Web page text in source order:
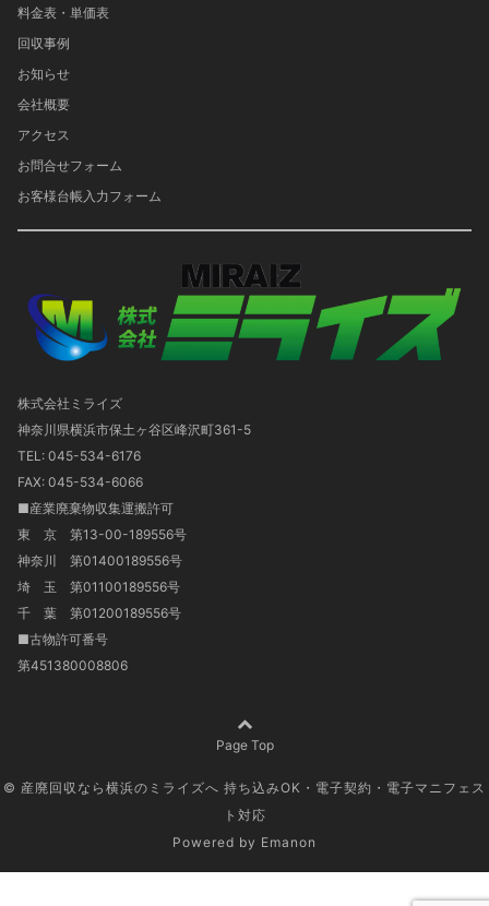
料金表・単価表
回収事例
お知らせ
会社概要
アクセス
お問合せフォーム
お客様台帳入力フォーム
株式会社ミライズ
神奈川県横浜市保土ヶ谷区峰沢町361-5
TEL: 045-534-6176
FAX: 045-534-6066
■産業廃棄物収集運搬許可
東 京 第13-00-189556号
神奈川 第01400189556号
埼 玉 第01100189556号
千 葉 第01200189556号
■古物許可番号
第451380008806
Page Top
© 産廃回収なら横浜のミライズへ 持ち込みOK・電子契約・電子マニフェス
ト対応
Powered by Emanon